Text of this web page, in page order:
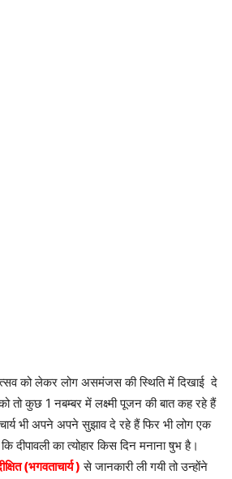
को लेकर लोग असमंजस की स्थिति में दिखाई दे
तो कुछ 1 नबम्बर में लक्ष्मी पूजन की बात कह रहे हैं
भी अपने अपने सुझाव दे रहे हैं फिर भी लोग एक
का त्योहार किस दिन मनाना षुभ है।
(भगवताचार्य ) से जानकारी ली गयी तो उन्होंने